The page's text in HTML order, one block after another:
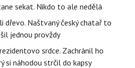
sekat. Nikdo to ale nedělá
dřevo. Naštvaný český chatař to
jednou provždy
srdce. Zachránil ho
si náhodou strčil do kapsy